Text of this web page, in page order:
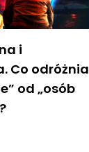
i
Co odróżnia
od „osób